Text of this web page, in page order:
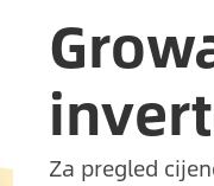
Za pregled